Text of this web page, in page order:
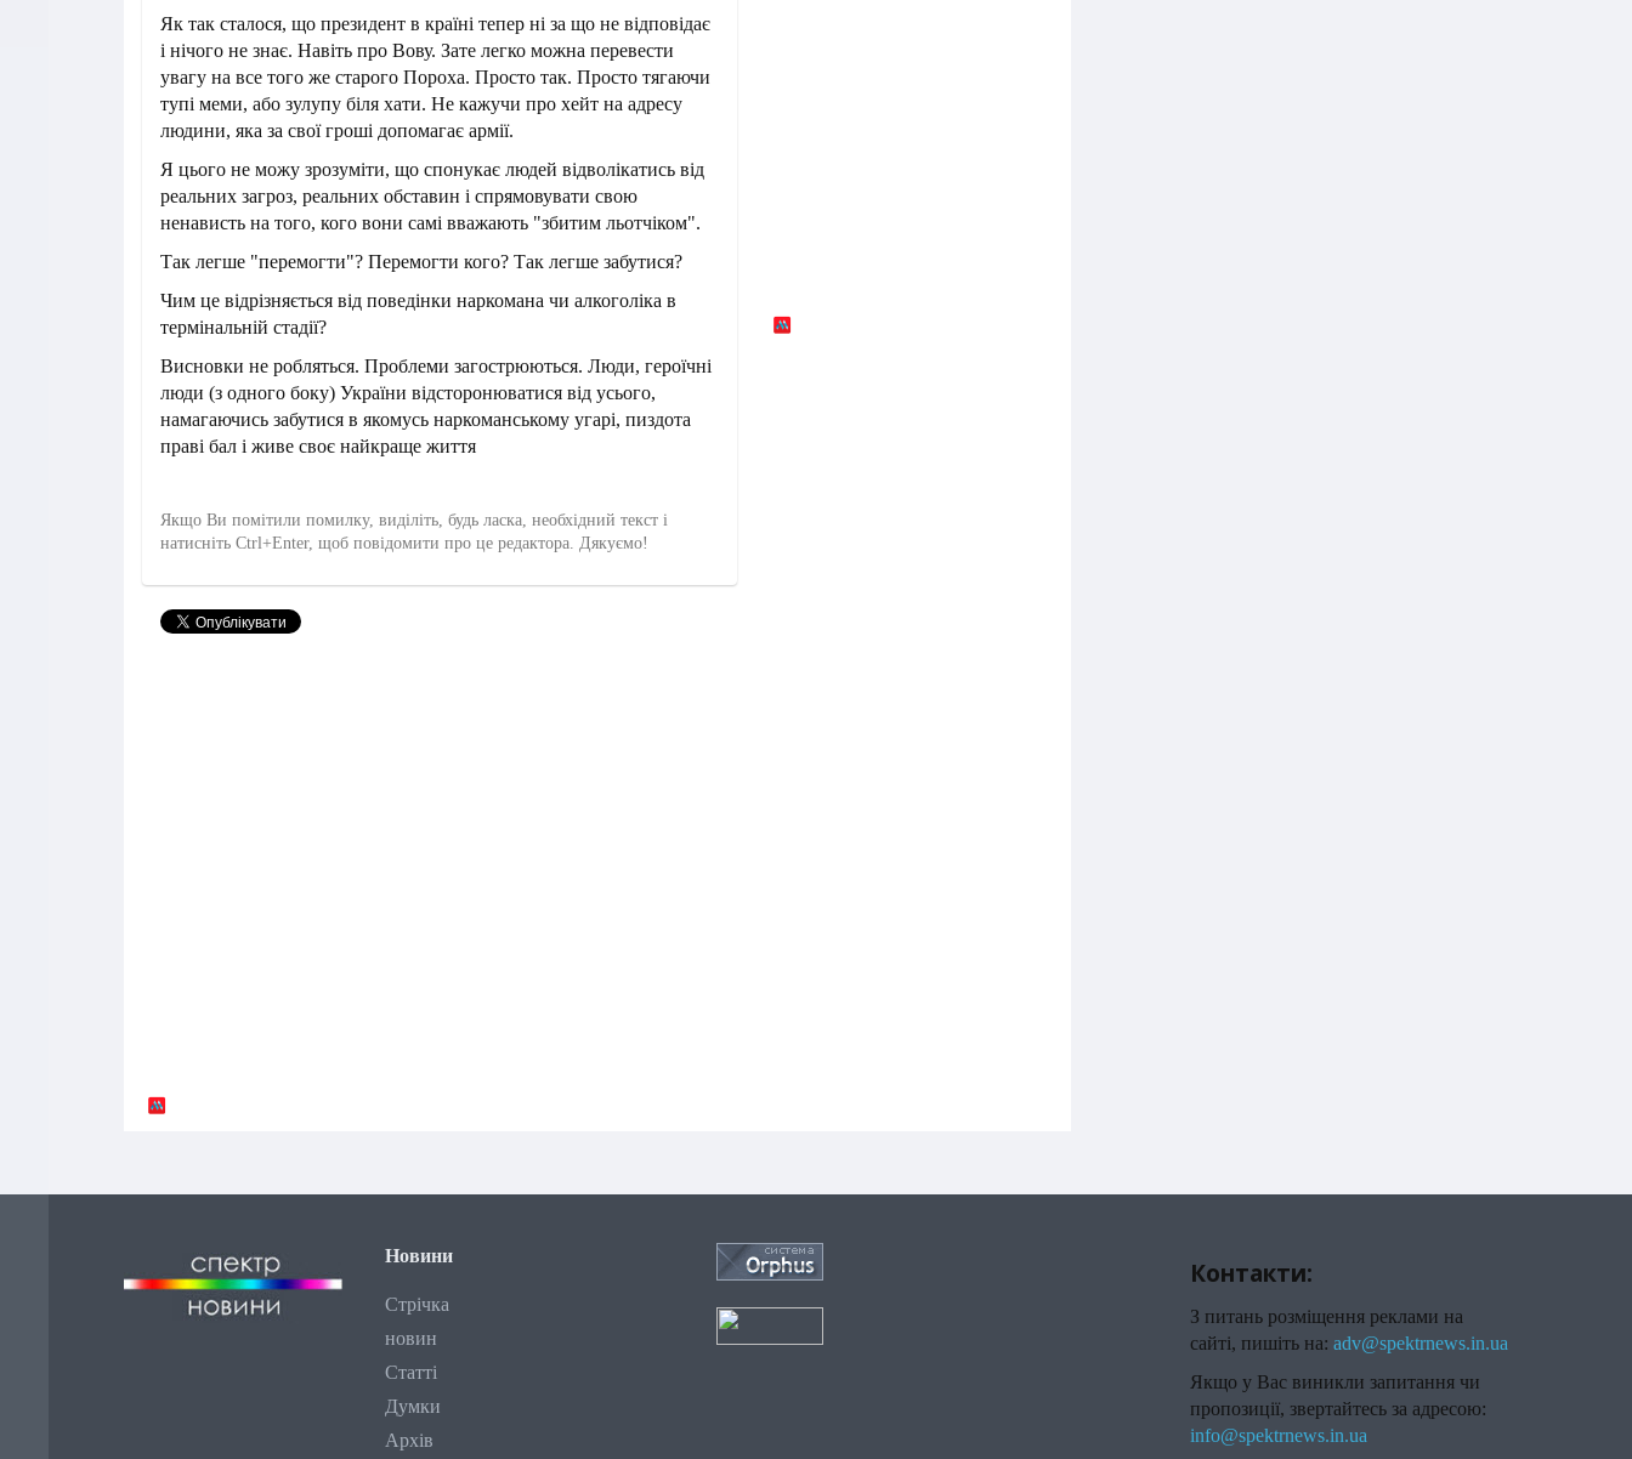
Як так сталося, що президент в країні тепер ні за що не відповідає
і нічого не знає. Навіть про Вову. Зате легко можна перевести
увагу на все того же старого Пороха. Просто так. Просто тягаючи
тупі меми, або зулупу біля хати. Не кажучи про хейт на адресу
людини, яка за свої гроші допомагає армії.
Я цього не можу зрозуміти, що спонукає людей відволікатись від
реальних загроз, реальних обставин і спрямовувати свою
ненависть на того, кого вони самі вважають "збитим льотчіком".
Так легше "перемогти"? Перемогти кого? Так легше забутися?
Чим це відрізняється від поведінки наркомана чи алкоголіка в
термінальній стадії?
Висновки не робляться. Проблеми загострюються. Люди, героїчні
люди (з одного боку) України відсторонюватися від усього,
намагаючись забутися в якомусь наркоманському угарі, пиздота
праві бал і живе своє найкраще життя
Якщо Ви помітили помилку, виділіть, будь ласка, необхідний текст і
натисніть Ctrl+Enter, щоб повідомити про це редактора. Дякуємо!
Новини
Стрічка
новин
Статті
Думки
Архів
Контакти:
З питань розміщення реклами на
сайті, пишіть на: adv@spektrnews.in.ua
Якщо у Вас виникли запитання чи
пропозиції, звертайтесь за адресою:
info@spektrnews.in.ua